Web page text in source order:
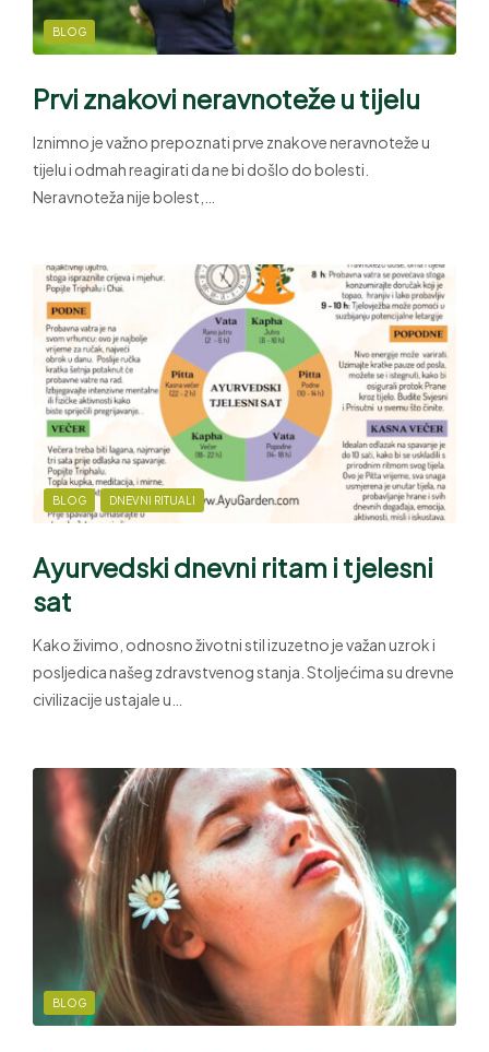
BLOG
Prvi znakovi neravnoteže u tijelu
Iznimno je važno prepoznati prve znakove neravnoteže u
tijelu i odmah reagirati da ne bi došlo do bolesti.
Neravnoteža nije bolest,…
BLOG DNEVNI RITUALI
Ayurvedski dnevni ritam i tjelesni
sat
Kako živimo, odnosno životni stil izuzetno je važan uzrok i
posljedica našeg zdravstvenog stanja. Stoljećima su drevne
civilizacije ustajale u…
BLOG